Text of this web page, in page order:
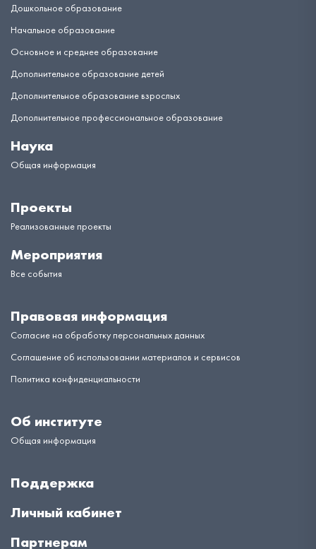
Дошкольное образование
Начальное образование
Основное и среднее образование
Дополнительное образование детей
Дополнительное образование взрослых
Дополнительное профессиональное образование
Наука
Общая информация
Проекты
Реализованные проекты
Мероприятия
Все события
Правовая информация
Согласие на обработку персональных данных
Соглашение об использовании материалов и сервисов
Политика конфиденциальности
Об институте
Общая информация
Поддержка
Личный кабинет
Партнерам